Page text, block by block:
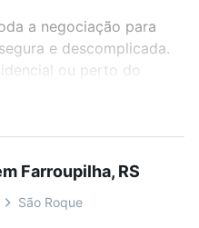
a negociação para
e descomplicada.
ou perto do
em São Roque,
seu sonho. Agende
conta com mais de
te ajudando na
Farroupilha, RS
São Roque